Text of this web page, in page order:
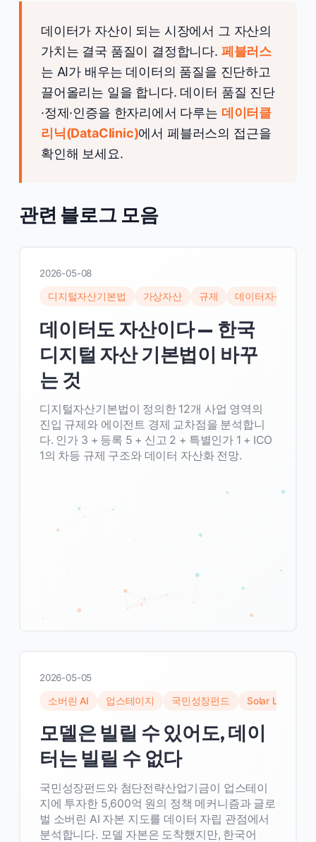
데이터가 자산이 되는 시장에서 그 자산의
가치는 결국 품질이 결정합니다. 페블러스
는 AI가 배우는 데이터의 품질을 진단하고
끌어올리는 일을 합니다. 데이터 품질 진단
·정제·인증을 한자리에서 다루는 데이터클
리닉(DataClinic)에서 페블러스의 접근을
확인해 보세요.
관련 블로그 모음
2026-05-08
디지털자산기본법 가상자산 규제 데이터자산
데이터도 자산이다 — 한국
디지털 자산 기본법이 바꾸
는 것
디지털자산기본법이 정의한 12개 사업 영역의
진입 규제와 에이전트 경제 교차점을 분석합니
다. 인가 3 + 등록 5 + 신고 2 + 특별인가 1 + ICO
1의 차등 규제 구조와 데이터 자산화 전망.
2026-05-05
소버린 AI 업스테이지 국민성장펀드 Solar LLM
모델은 빌릴 수 있어도, 데이
터는 빌릴 수 없다
국민성장펀드와 첨단전략산업기금이 업스테이
지에 투자한 5,600억 원의 정책 메커니즘과 글로
벌 소버린 AI 자본 지도를 데이터 자립 관점에서
분석합니다. 모델 자본은 도착했지만, 한국어